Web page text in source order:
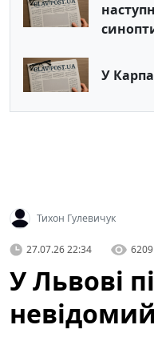
У
Тихон Гулевичук
27.07.26 22:34 6209
У Львові